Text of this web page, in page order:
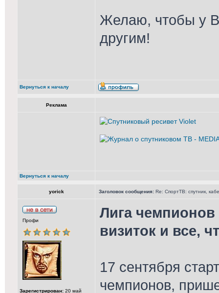
Желаю, чтобы у
другим!
Вернуться к началу
Реклама
Вернуться к началу
yorick Заголовок сообщения: Re: СпортТВ: спутник,
Профи
Зарегистрирован: 20 май
Лига чемпионов
визиток и все,
17 сентября
чемпионов,